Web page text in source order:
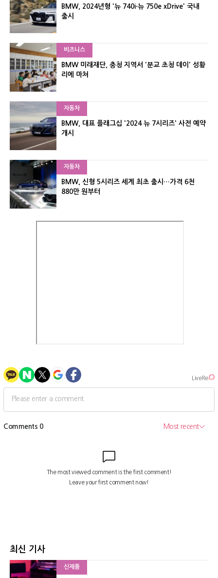
BMW, 2024년형 '뉴 740i·뉴 750e xDrive' 국내
출시
비즈니스
BMW 미래재단, 충청 지역서 '분교 초청 데이' 성황
리에 마쳐
자동차
BMW, 대표 플래그십 '2024 뉴 7시리즈' 사전 예약
개시
자동차
BMW, 신형 5시리즈 세계 최초 출시…가격 6천
880만 원부터
최신 기사
신제품